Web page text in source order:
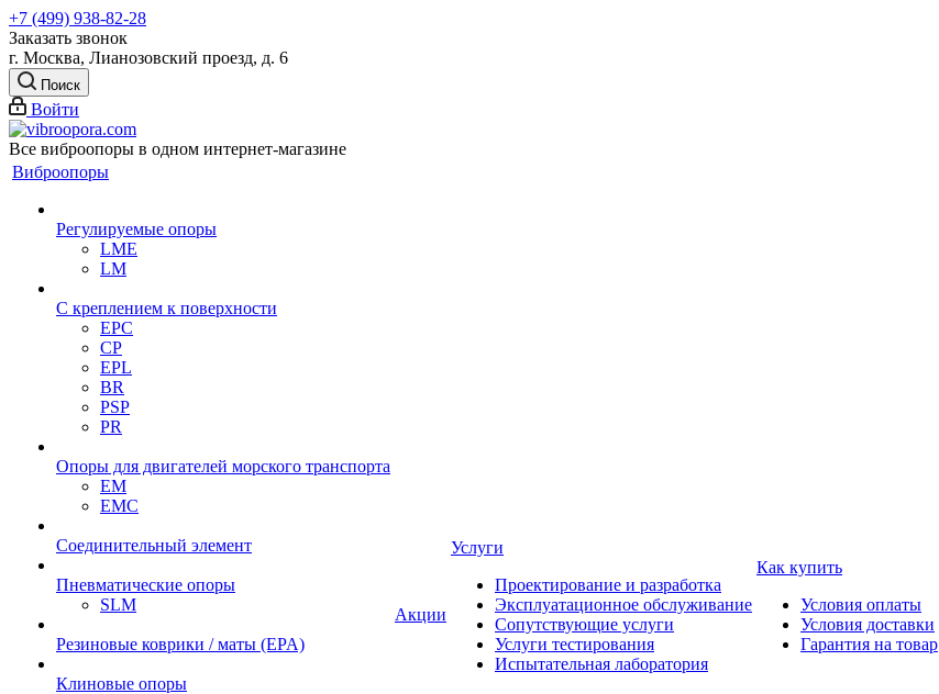
+7 (499) 938-82-28
Заказать звонок
г. Москва, Лианозовский проезд, д. 6
Поиск
Войти
Все виброопоры в одном интернет-магазине
Виброопоры
Регулируемые опоры
LME
LM
С креплением к поверхности
EPC
CP
EPL
BR
PSP
PR
Опоры для двигателей морского транспорта
EM
EMC
Cоединительный элемент
Пневматические опоры
SLM
Резиновые коврики / маты (EPA)
Клиновые опоры
Акции
Услуги
Проектирование и разработка
Эксплуатационное обслуживание
Сопутствующие услуги
Услуги тестирования
Испытательная лаборатория
Как купить
Условия оплаты
Условия доставки
Гарантия на товар